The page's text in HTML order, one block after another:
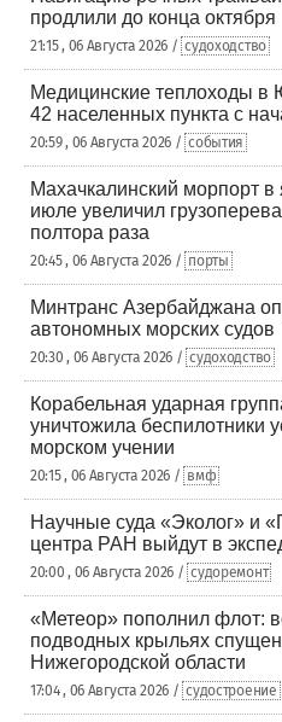
продлили до конца октября
21:15 , 06 Августа 2026 / судоходство
Медицинские теплоходы в
42 населенных пункта с
20:59 , 06 Августа 2026 / события
Махачкалинский морпорт в
июле увеличил
полтора раза
20:45 , 06 Августа 2026 / порты
Минтранс Азербайджана
автономных морских судов
20:30 , 06 Августа 2026 / судоходство
Корабельная ударная
уничтожила беспилотники
морском учении
20:15 , 06 Августа 2026 / вмф
Научные суда «Эколог» и
центра РАН выйдут в
20:00 , 06 Августа 2026 / судоремонт
«Метеор» пополнил флот:
подводных крыльях
Нижегородской области
17:04 , 06 Августа 2026 / судостроение